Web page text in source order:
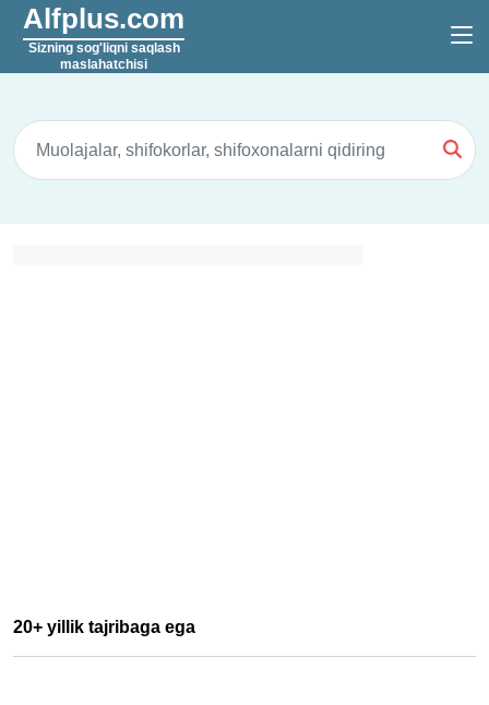
Alfplus.com
Sizning sog'liqni saqlash
maslahatchisi
20+ yillik tajribaga ega